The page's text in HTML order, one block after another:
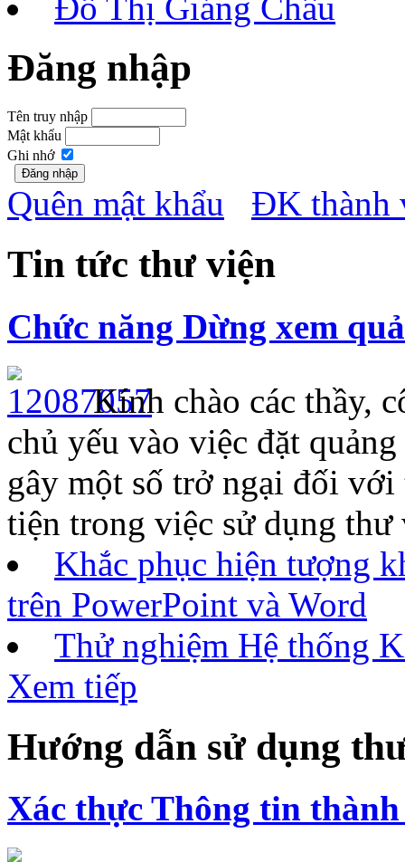
Đăng nhập
Tên truy nhập
Mật khẩu
Ghi nhớ
Quên mật khẩu ĐK thành
Tin tức thư viện
Chức năng Dừng xem
Kính chào các thầy,
chủ yếu vào việc đặt
gây một số trở ngại đối
tiện trong việc sử dụng thư
Khắc phục hiện tượng
trên PowerPoint và Word
Thử nghiệm Hệ thống
Xem tiếp
Hướng dẫn sử dụng
Xác thực Thông tin